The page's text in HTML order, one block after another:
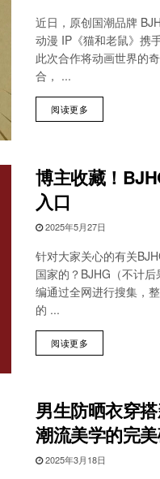
近日，原创国潮品牌
动漫 IP《猫和老鼠》携
此次合作将动画世界的
合， ...
阅读更多
博主收藏！
入口
2025年5月27日
针对大家关心的有关
国家的？BJHG（不计
编通过全网进行搜集，
的 ...
阅读更多
男生防晒衣穿
潮流美学的完
2025年3月18日